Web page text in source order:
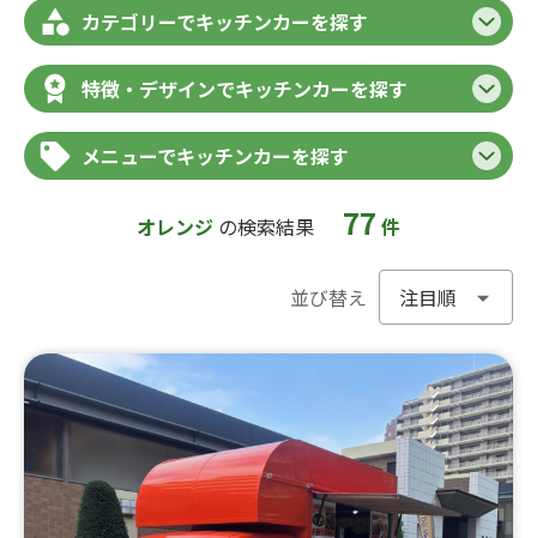
カテゴリーでキッチンカーを探す
特徴・デザインでキッチンカーを探す
メニューでキッチンカーを探す
オレンジ の検索結果 77 件
並び替え